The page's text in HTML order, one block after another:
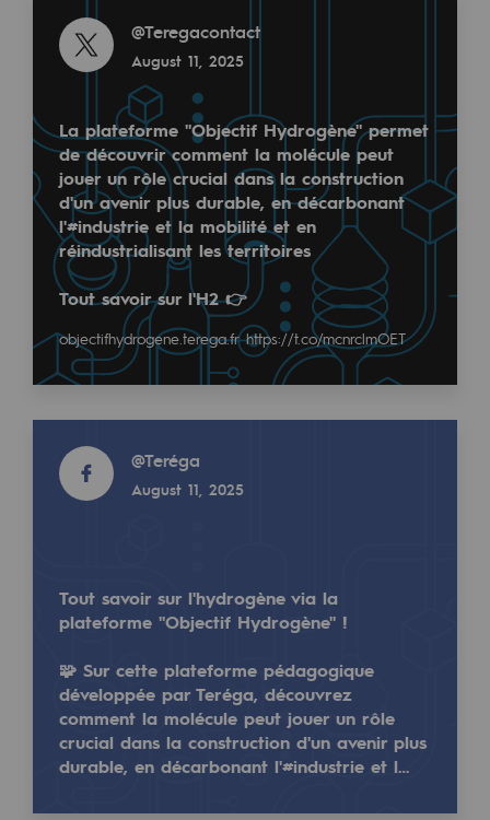
Our organisation
Our organisation
Governance
Indicators
Institutional publications
Where to find us
Tomorrow's energies
Tomorrow's energies
Renewable gases and sustainable gases
Renewable gases and
CO2 capture
Sustainable uses
CH4, H2 and CO2 consultation
Educational space
Read more
@teréga
December 4, 2024
📸 Retour en images sur la rencontre Je-
Parrain de cette édition 2024, Teréga était
Teréga a eu l'occasion de présenter, aux côtés de
Read more
@teréga
Teréga est présent au forum Innov'Adour#3,
@Teregacontact
August 11, 2025
La plateforme "Objectif Hydrogène" permet
de découvrir comment la molécule peut
jouer un rôle crucial dans la construction
d'un avenir plus durable, en décarbonant
l'#industrie et la mobilité et en
réindustrialisant les territoires
Tout savoir sur l'H2 👉
objectifhydrogene.terega.fr https://t.co/mcnrclmOET
@Teréga
August 11, 2025
Tout savoir sur l'hydrogène via la
plateforme "Objectif Hydrogène" !
🧩 Sur cette plateforme pédagogique
développée par Teréga, découvrez
comment la molécule peut jouer un rôle
crucial dans la construction d'un avenir plus
durable, en décarbonant l'#industrie et l…